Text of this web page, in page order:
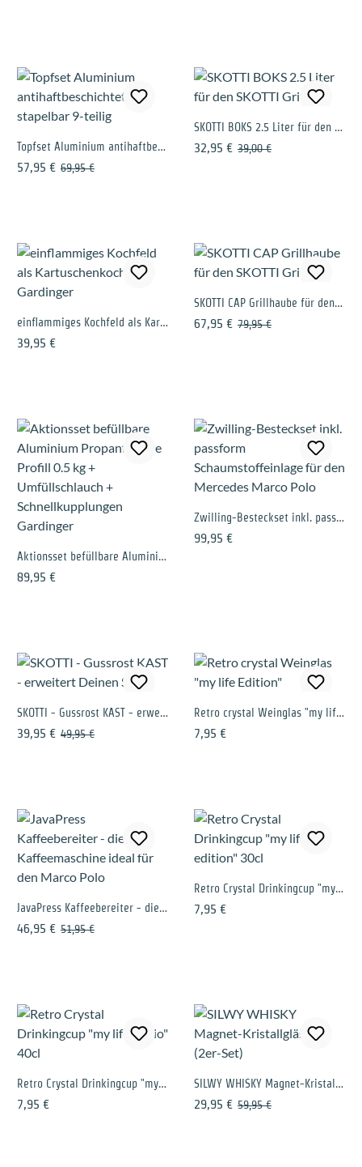
Topfset Aluminium antihaftbeschichtet & stapelbar 9-teilig
Verkaufspreis:
57,95 € Regulärer Preis:
69,95 €
SKOTTI BOKS 2.5 Liter für den SKOTTI Grill
Verkaufspreis:
32,95 € Regulärer Preis:
39,00 €
einflammiges Kochfeld als Kartuschenkocher - Gardinger
Regulärer Preis:
39,95 €
SKOTTI CAP Grillhaube für den SKOTTI Grill
Verkaufspreis:
67,95 € Regulärer Preis:
79,95 €
Aktionsset befüllbare Aluminium Propanflasche Profill 0.5 kg + Umfüllschlauch + Schnellkupplungen Gardinger
Regulärer Preis:
89,95 €
Zwilling-Besteckset inkl. passform Schaumstoffeinlage für den Mercedes Marco Polo
Regulärer Preis:
99,95 €
SKOTTI - Gussrost KAST - erweitert Deinen Skotti
Verkaufspreis:
39,95 € Regulärer Preis:
49,95 €
Retro crystal Weinglas "my life Edition"
Regulärer Preis:
7,95 €
JavaPress Kaffeebereiter - die Kaffeemaschine ideal für den Marco Polo
Verkaufspreis:
46,95 € Regulärer Preis:
51,95 €
Retro Crystal Drinkingcup "my life edition" 30cl
Regulärer Preis:
7,95 €
Retro Crystal Drinkingcup "my life editio" 40cl
Regulärer Preis:
7,95 €
SILWY WHISKY Magnet-Kristallgläser (2er-Set)
Verkaufspreis:
29,95 € Regulärer Preis:
59,95 €